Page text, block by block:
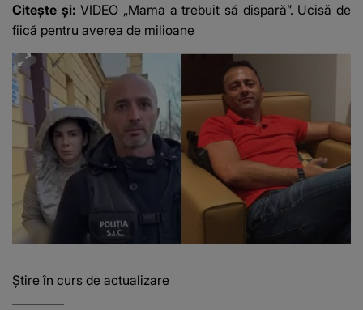
Citește și:VIDEO „Mama a trebuit să dispară”. Ucisă de
fiică pentru averea de milioane
Știre în curs de actualizare